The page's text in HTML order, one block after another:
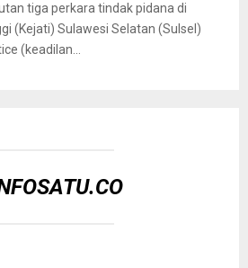
tiga perkara tindak pidana di
(Kejati) Sulawesi Selatan (Sulsel)
(keadilan...